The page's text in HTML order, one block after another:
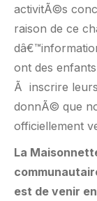
activitÃ©s
raison de ce
ont des
Ã inscrire
donnÃ© que
officiellement
La
est de venir